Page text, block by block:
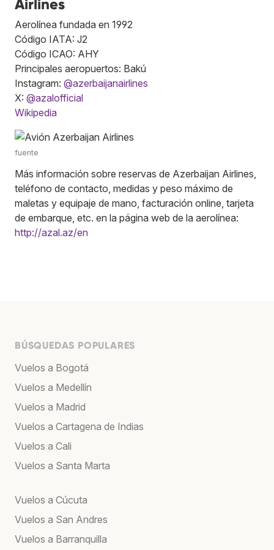
Airlines
Aerolínea fundada en 1992
Código IATA: J2
Código ICAO: AHY
Principales aeropuertos: Bakú
Instagram: @azerbaijanairlines
X: @azalofficial
Wikipedia
fuente
Más información sobre reservas de Azerbaijan Airlines,
teléfono de contacto, medidas y peso máximo de
maletas y equipaje de mano, facturación online, tarjeta
de embarque, etc. en la página web de la aerolínea:
http://azal.az/en
BÚSQUEDAS POPULARES
Vuelos a Bogotá
Vuelos a Medellín
Vuelos a Madrid
Vuelos a Cartagena de Indias
Vuelos a Cali
Vuelos a Santa Marta
Vuelos a Cúcuta
Vuelos a San Andres
Vuelos a Barranquilla